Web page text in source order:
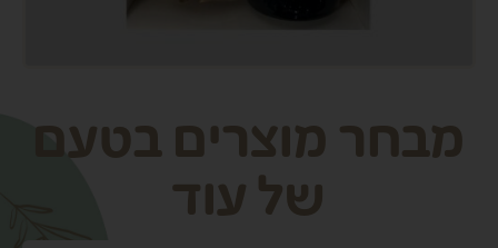
מבחר מוצרים בטעם
של עוד